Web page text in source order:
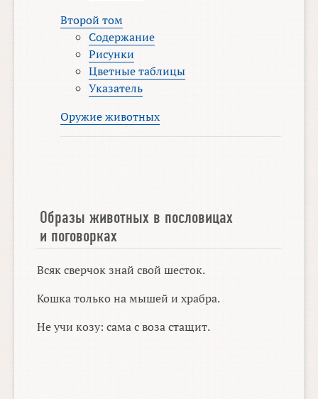
Второй том
Содержание
Рисунки
Цветные таблицы
Указатель
Оружие животных
Образы животных в пословицах
и поговорках
Всяк сверчок знай свой шесток.
Кошка только на мышей и храбра.
Не учи козу: сама с воза стащит.